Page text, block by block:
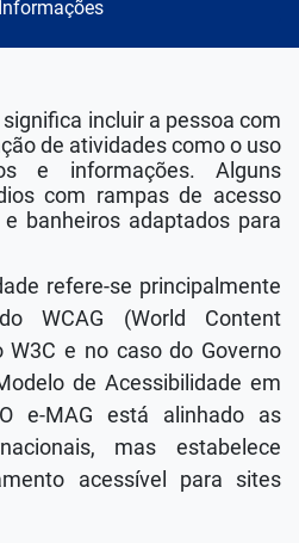
incluir a pessoa com
de atividades como o uso
e informações. Alguns
com rampas de acesso
banheiros adaptados para
refere-se principalmente
WCAG (World Content
W3C e no caso do Governo
de Acessibilidade em
e-MAG está alinhado as
mas estabelece
acessível para sites